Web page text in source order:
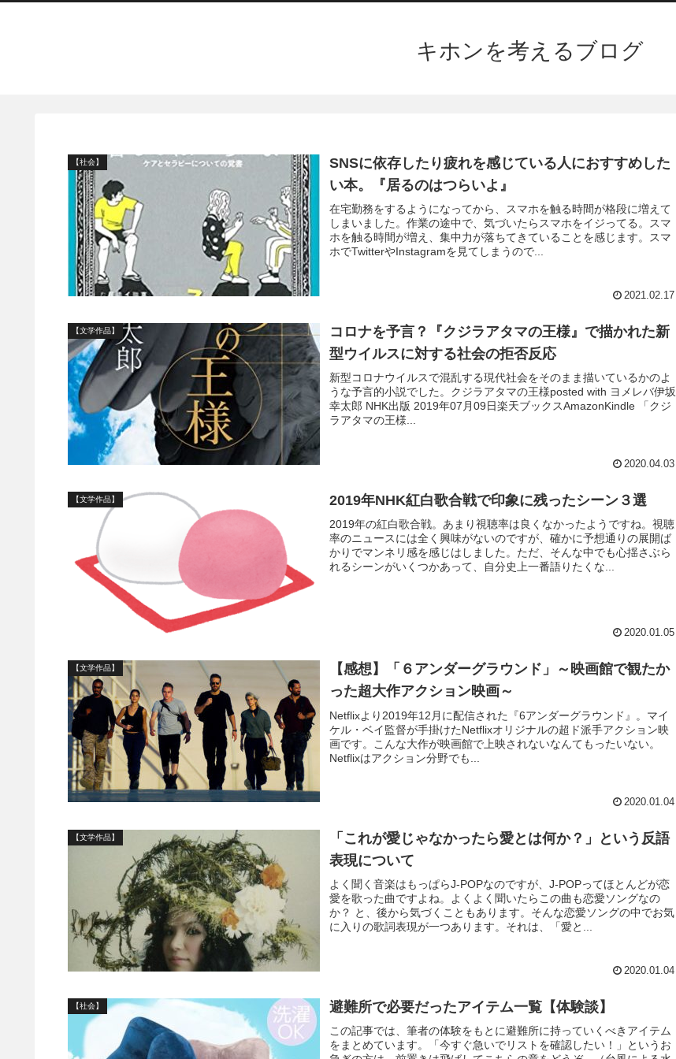
キホンを考えるブログ
【社会】
SNSに依存したり疲れを感じている人におすすめした
い本。『居るのはつらいよ』
在宅勤務をするようになってから、スマホを触る時間が格段に増えて
しまいました。作業の途中で、気づいたらスマホをイジってる。スマ
ホを触る時間が増え、集中力が落ちてきていることを感じます。スマ
ホでTwitterやInstagramを見てしまうので...
2021.02.17
【文学作品】
コロナを予言？『クジラアタマの王様』で描かれた新
型ウイルスに対する社会の拒否反応
新型コロナウイルスで混乱する現代社会をそのまま描いているかのよ
うな予言的小説でした。クジラアタマの王様posted with ヨメレバ伊坂
幸太郎 NHK出版 2019年07月09日楽天ブックスAmazonKindle 「クジ
ラアタマの王様...
2020.04.03
【文学作品】 2019年NHK紅白歌合戦で印象に残ったシーン３選
2019年の紅白歌合戦。あまり視聴率は良くなかったようですね。視聴
率のニュースには全く興味がないのですが、確かに予想通りの展開ば
かりでマンネリ感を感じはしました。ただ、そんな中でも心揺さぶら
れるシーンがいくつかあって、自分史上一番語りたくな...
2020.01.05
【文学作品】
【感想】「６アンダーグラウンド」～映画館で観たか
った超大作アクション映画～
Netflixより2019年12月に配信された『6アンダーグラウンド』。マイ
ケル・ベイ監督が手掛けたNetflixオリジナルの超ド派手アクション映
画です。こんな大作が映画館で上映されないなんてもったいない。
Netflixはアクション分野でも...
2020.01.04
【文学作品】
「これが愛じゃなかったら愛とは何か？」という反語
表現について
よく聞く音楽はもっぱらJ-POPなのですが、J-POPってほとんどが恋
愛を歌った曲ですよね。よくよく聞いたらこの曲も恋愛ソングなの
か？ と、後から気づくこともあります。そんな恋愛ソングの中でお気
に入りの歌詞表現が一つあります。それは、「愛と...
2020.01.04
【社会】 避難所で必要だったアイテム一覧【体験談】
この記事では、筆者の体験をもとに避難所に持っていくべきアイテム
をまとめています。「今すぐ急いでリストを確認したい！」というお